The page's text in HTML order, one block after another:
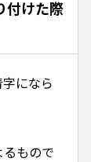
付けた際
になら
もので